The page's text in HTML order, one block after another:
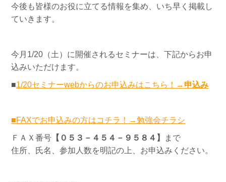
今後も皆様のお役に立てる情報を集め、いち早く掲載し
ていきます。
今月1/20（土）に開催されるセミナーは、下記からお申
込みいただけます。
■1/20セミナーwebからのお申込みはこちら！→ 申込み
■FAXでお申込みの方はコチラ！→勉強会チラシ
ＦＡＸ番号 【０５３－４５４－９５８４】
まで
住所、氏名、参加人数を明記の上、お申込みください。